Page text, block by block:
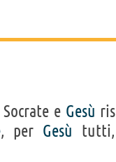
e Gesù
, per Gesù